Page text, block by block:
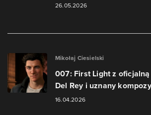
26.05.2026
Mikołaj Ciesielski
007: First Light z
Del Rey i uznany
16.04.2026